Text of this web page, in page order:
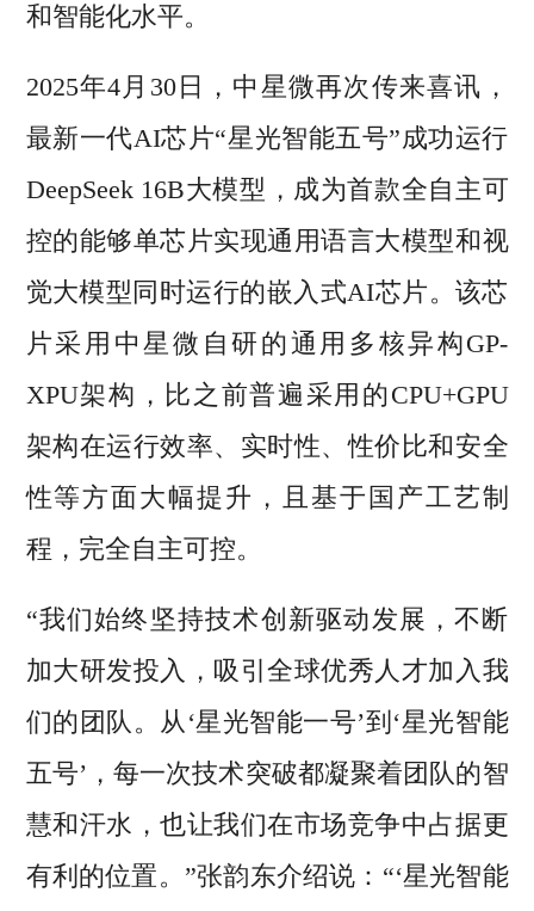
和智能化水平。
2025年4月30日，中星微再次传来喜讯，
最新一代AI芯片“星光智能五号”成功运行
DeepSeek 16B大模型，成为首款全自主可
控的能够单芯片实现通用语言大模型和视
觉大模型同时运行的嵌入式AI芯片。该芯
片采用中星微自研的通用多核异构GP-
XPU架构，比之前普遍采用的CPU+GPU
架构在运行效率、实时性、性价比和安全
性等方面大幅提升，且基于国产工艺制
程，完全自主可控。
“我们始终坚持技术创新驱动发展，不断
加大研发投入，吸引全球优秀人才加入我
们的团队。从‘星光智能一号’到‘星光智能
五号’，每一次技术突破都凝聚着团队的智
慧和汗水，也让我们在市场竞争中占据更
有利的位置。”张韵东介绍说：“‘星光智能